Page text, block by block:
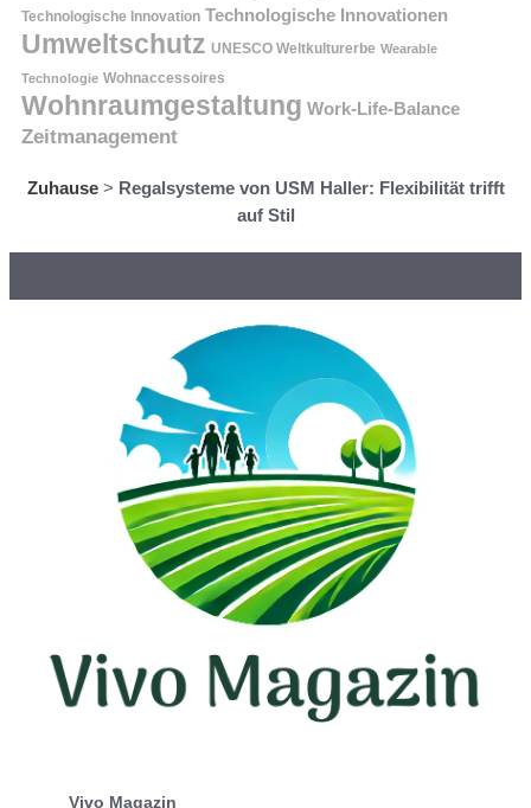
Technologische Innovation Technologische Innovationen
Umweltschutz UNESCO Weltkulturerbe Wearable
Technologie Wohnaccessoires
Wohnraumgestaltung Work-Life-Balance
Zeitmanagement
Zuhause> Regalsysteme von USM Haller: Flexibilität trifft
auf Stil
Vivo Magazin